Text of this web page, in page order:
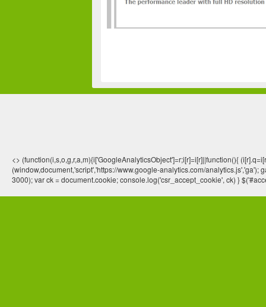
<> (function(i,s,o,g,r,a,m){i['GoogleAnalyticsObject']=r;i[r]=i[r]||function(){
(window,document,'script','https://www.google-analytics.com/
3000); var ck = document.cookie; console.log('csr_accept_cookie', ck) }